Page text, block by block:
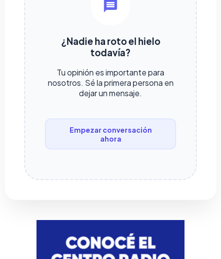
¿Nadie ha roto el hielo
todavía?
Tu opinión es importante para
nosotros. Sé la primera persona en
dejar un mensaje.
Empezar conversación
ahora